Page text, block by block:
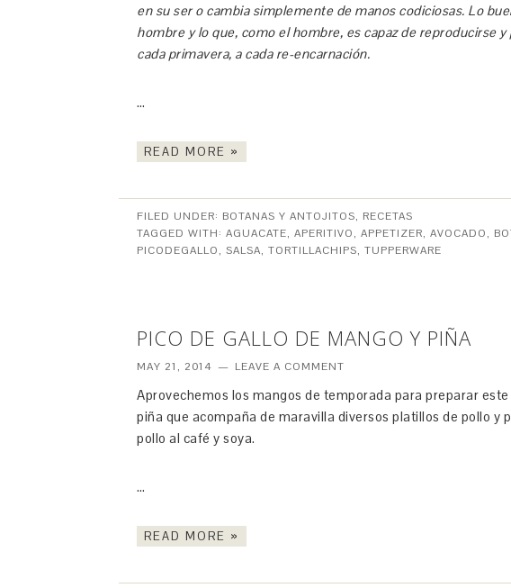
en su ser o cambia simplemente de manos codiciosas. Lo
hombre y lo que, como el hombre, es capaz de reproducirse
cada primavera, a cada re-encarnación.
…
READ MORE »
FILED UNDER: BOTANAS Y ANTOJITOS, RECETAS
TAGGED WITH: AGUACATE, APERITIVO, APPETIZER, AVOCADO,
PICODEGALLO, SALSA, TORTILLACHIPS, TUPPERWARE
PICO DE GALLO DE MANGO Y PIÑA
MAY 21, 2014 LEAVE A COMMENT
Aprovechemos los mangos de temporada para preparar
piña que acompaña de maravilla diversos platillos de pollo y
pollo al café y soya.
…
READ MORE »